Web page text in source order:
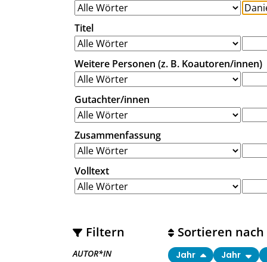
Titel
Weitere Personen (z. B. Koautoren/innen)
Gutachter/innen
Zusammenfassung
Volltext
Filtern
AUTOR*IN
Sortieren nach
Jahr Jahr